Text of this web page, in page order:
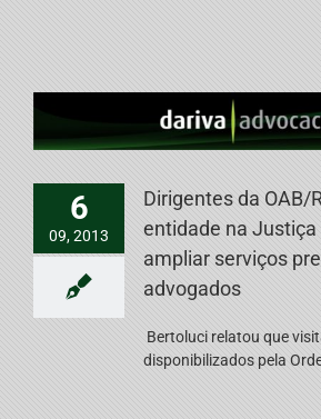
6
09, 2013
Dirigentes da OAB/
entidade na Justiça
ampliar serviços
advogados
Bertoluci relatou que
disponibilizados pela